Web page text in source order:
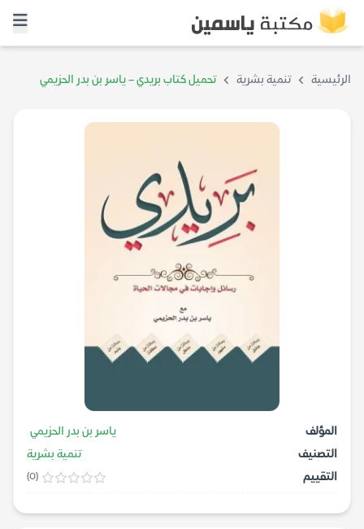
الرئيسية تنمية بشرية تحميل كتاب بريدي – ياسر بن بدر الحزيمي
المؤلف
ياسر بن بدر الحزيمي
التصنيف
تنمية بشرية
التقييم
(0)